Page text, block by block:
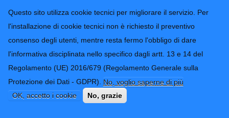
Questo sito utilizza cookie tecnici per migliorare il servizio. Per
l'installazione di cookie tecnici non è richiesto il preventivo
consenso degli utenti, mentre resta fermo l'obbligo di dare
l'informativa disciplinata nello specifico dagli artt. 13 e 14 del
Regolamento (UE) 2016/679 (Regolamento Generale sulla
Protezione dei Dati - GDPR). No, voglio saperne di più
OK, accetto i cookie
No, grazie
Provincia di
Imperia
CONTATTI-URP
TRASPARENZA
Form di ricerca
Fornitura di n° 50 blocchi A4 da 15
fogli carta chimica in quadruplice